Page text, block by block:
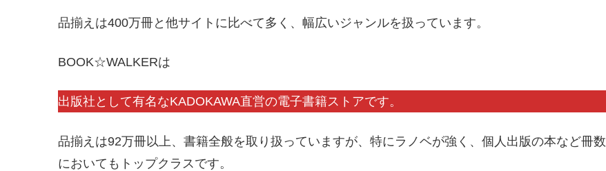
品揃えは400万冊と他サイトに比べて多く、幅広いジャンルを扱っています。
BOOK☆WALKERは
出版社として有名なKADOKAWA直営の電子書籍ストアです。
品揃えは92万冊以上、書籍全般を取り扱っていますが、特にラノベが強く、個人出版の本など冊数
においてもトップクラスです。